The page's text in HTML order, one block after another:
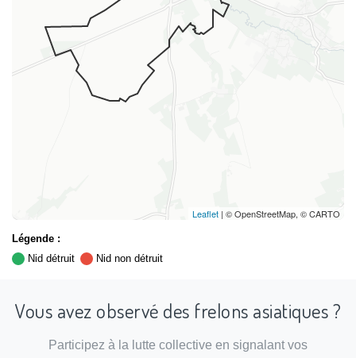
Leaflet | © OpenStreetMap, © CARTO
Légende :
Nid détruit
Nid non détruit
Vous avez observé des frelons asiatiques ?
Participez à la lutte collective en signalant vos